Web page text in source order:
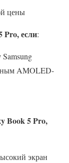
цены
Pro, если:
AMOLED-
Book 5 Pro,
экран